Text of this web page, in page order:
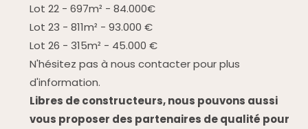
Lot 22 - 697m² - 84.000€
Lot 23 - 811m² - 93.000 €
Lot 26 - 315m² - 45.000 €
N'hésitez pas à nous contacter pour plus
d'information.
Libres de constructeurs, nous pouvons aussi
vous proposer des partenaires de qualité pour